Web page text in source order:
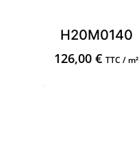
H20M0140
126,00€ TTC / m²